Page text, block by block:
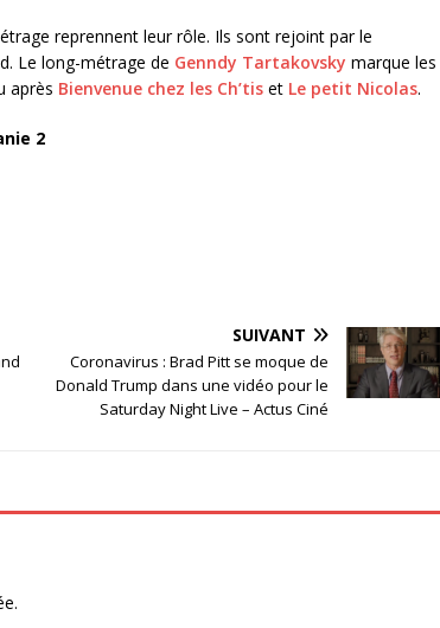
reprennent leur rôle. Ils sont rejoint par le
Le long-métrage de Genndy Tartakovsky marque les
après Bienvenue chez les Ch’tis et Le petit Nicolas.
2
SUIVANT
Coronavirus : Brad Pitt se moque de
Donald Trump dans une vidéo pour le
Saturday Night Live – Actus Ciné